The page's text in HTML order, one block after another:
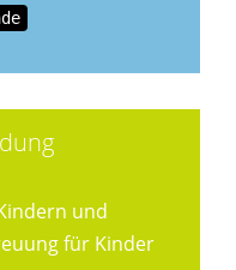
und
für Kinder